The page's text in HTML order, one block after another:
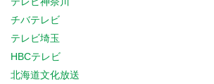
チバテレビ
テレビ埼玉
HBCテレビ
北海道文化放送